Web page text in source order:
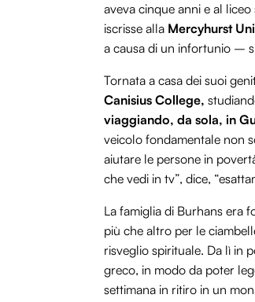
aveva cinque anni e al
iscrisse alla Mercyhurst
a causa di un infortunio –
Tornata a casa dei suoi
Canisius College,
viaggiando, da sola, in
veicolo fondamentale non
aiutare le persone in
che vedi in tv”, dice,
La famiglia di Burhans era
più che altro per le
risveglio spirituale. Da lì in
greco, in modo da poter
settimana in ritiro in un